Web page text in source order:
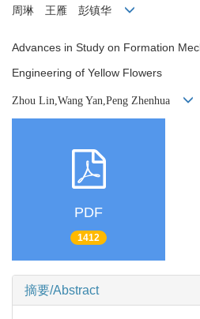
周琳 王雁 彭镇华
Advances in Study on Formation
Engineering of Yellow Flowers
Zhou Lin,Wang Yan,Peng Zhenhua
PDF
1412
摘要/Abstract